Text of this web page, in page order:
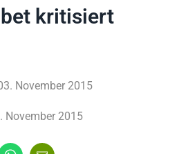
kritisiert
November 2015
November 2015